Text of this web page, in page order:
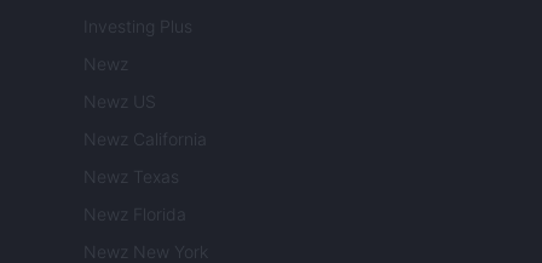
Investing Plus
Newz
Newz US
Newz California
Newz Texas
Newz Florida
Newz New York